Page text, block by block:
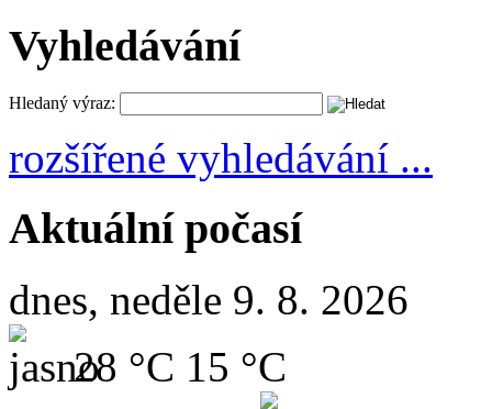
Vyhledávání
Hledaný výraz:
rozšířené vyhledávání ...
Aktuální počasí
dnes, neděle 9. 8. 2026
28 °C 15 °C